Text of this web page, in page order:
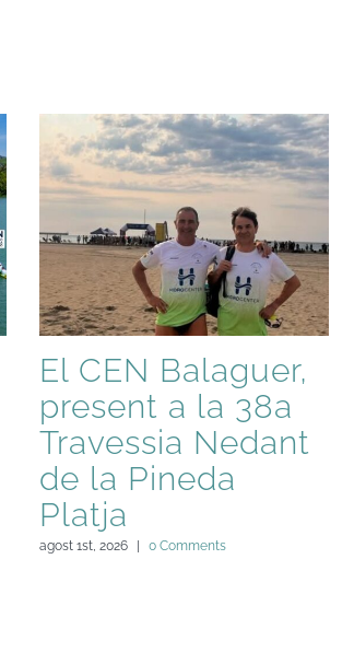
El CEN Balaguer,
present a la 38a
Travessia Nedant
de la Pineda
Platja
agost 1st, 2026 | 0 Comments